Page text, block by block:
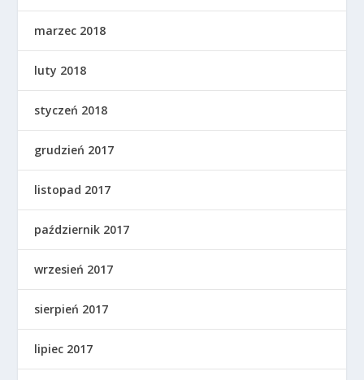
marzec 2018
luty 2018
styczeń 2018
grudzień 2017
listopad 2017
październik 2017
wrzesień 2017
sierpień 2017
lipiec 2017